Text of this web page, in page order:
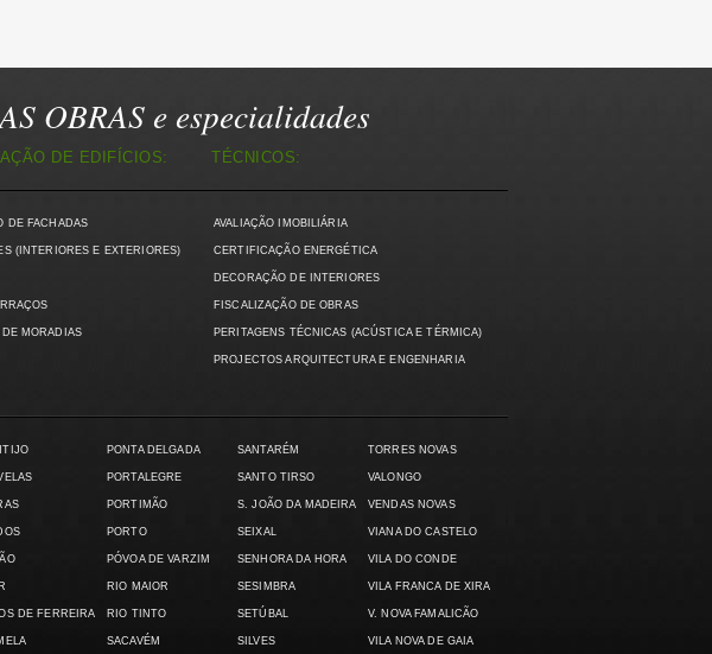
OBRAS e especialidades
DE EDIFÍCIOS: TÉCNICOS:
DE FACHADAS
(INTERIORES E EXTERIORES)
MORADIAS
AVALIAÇÃO IMOBILIÁRIA
CERTIFICAÇÃO ENERGÉTICA
DECORAÇÃO DE INTERIORES
FISCALIZAÇÃO DE OBRAS
PERITAGENS TÉCNICAS (ACÚSTICA E TÉRMICA)
PROJECTOS ARQUITECTURA E ENGENHARIA
DE FERREIRA
PONTA DELGADA
PORTALEGRE
PORTIMÃO
PORTO
PÓVOA DE VARZIM
RIO MAIOR
RIO TINTO
SACAVÉM
SANTARÉM
SANTO TIRSO
S. JOÃO DA MADEIRA
SEIXAL
SENHORA DA HORA
SESIMBRA
SETÚBAL
SILVES
TORRES NOVAS
VALONGO
VENDAS NOVAS
VIANA DO CASTELO
VILA DO CONDE
VILA FRANCA DE XIRA
V. NOVA FAMALICÃO
VILA NOVA DE GAIA